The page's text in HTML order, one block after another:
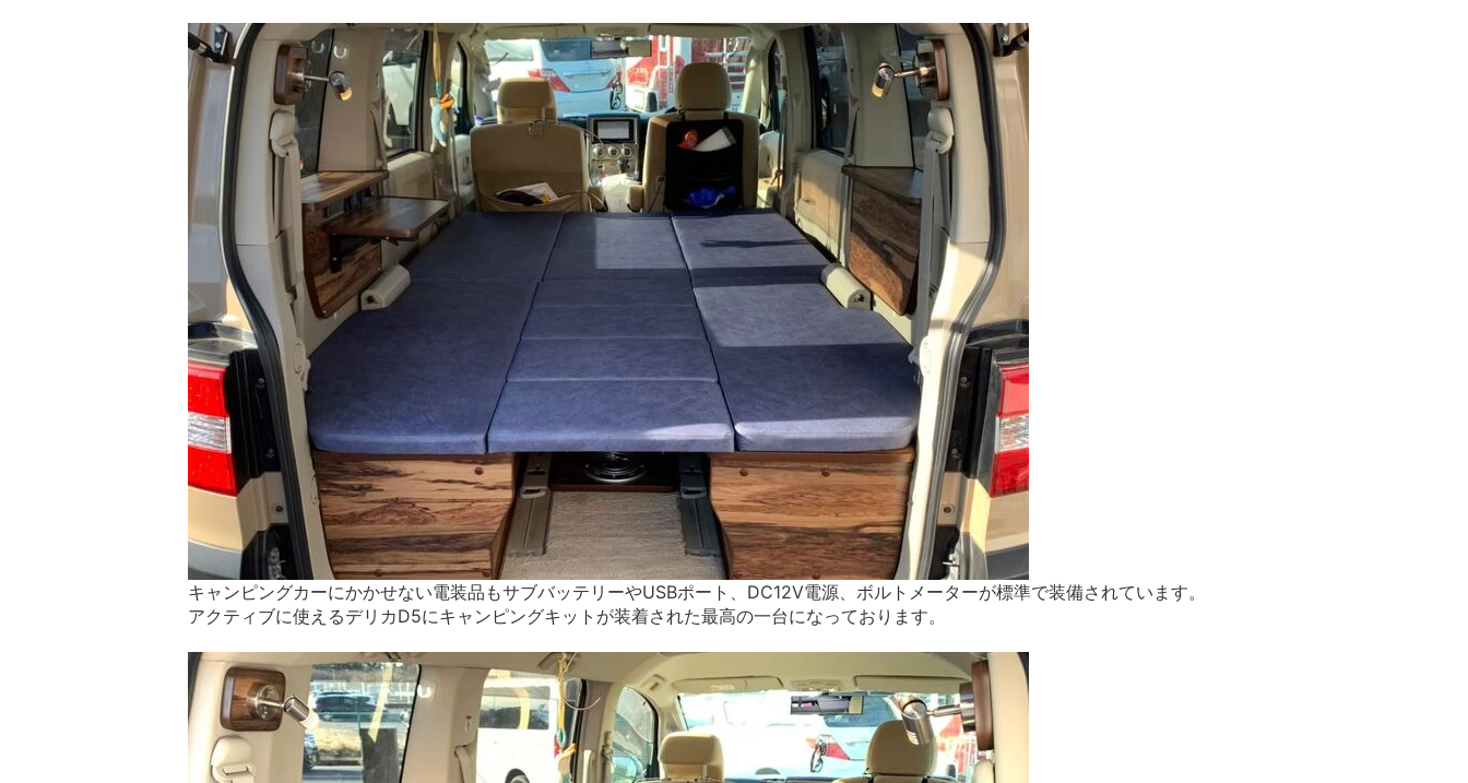
キャンピングカーにかかせない電装品もサブバッテリーやUSBポート、DC12V電源、ボルトメーターが標準で装備されています。
アクティブに使えるデリカD5にキャンピングキットが装着された最高の一台になっております。